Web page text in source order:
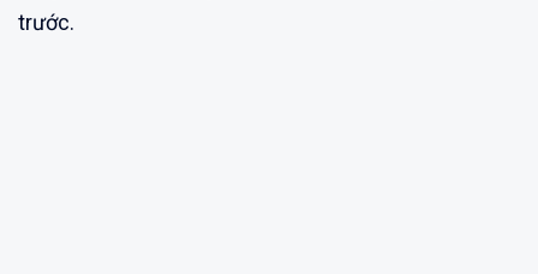
trước.